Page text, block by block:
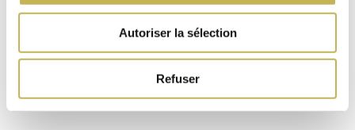
Autoriser la sélection
Refuser